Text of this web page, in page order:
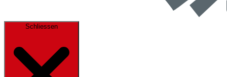
Schliessen